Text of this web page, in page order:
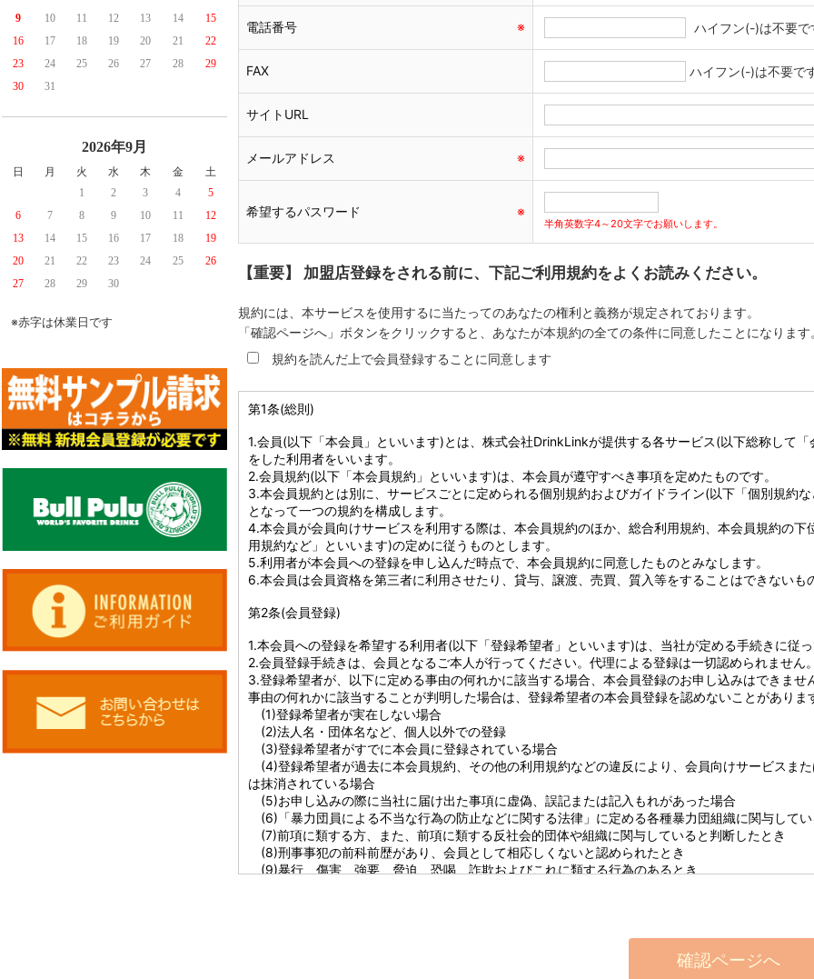
9
10 11 12 13 14
15
16
17 18 19 20 21
22
23
24 25 26 27 28
29
30
31
2026年9月
日 月 火 水 木 金
土
1
2 3 4
5
6
7 8 9 10 11
12
13
14 15 16 17 18
19
20
21 22 23 24 25
26
27
28 29 30
※赤字は休業日です
電話番号 ※ ハイフン(-)は不要で
FAX ハイフン(-)は不要で
サイトURL
メールアドレス ※
希望するパスワード ※
半角英数字4～20文字でお願いします。
【重要】 加盟店登録をされる前に、下記ご利用規約をよくお読みください。
規約には、本サービスを使用するに当たってのあなたの権利と義務が規定されております。
「確認ページへ」ボタンをクリックすると、あなたが本規約の全ての条件に同意したことになります
規約を読んだ上で会員登録することに同意します